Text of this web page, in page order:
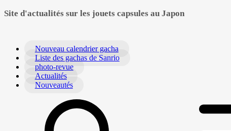
Site d'actualités sur les jouets capsules au Japon
Nouveau calendrier gacha
Liste des gachas de Sanrio
photo-revue
Actualités
Nouveautés